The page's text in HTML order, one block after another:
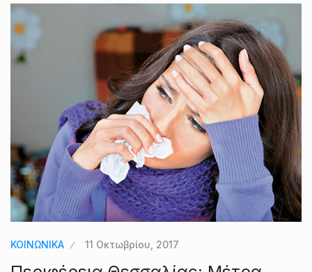
ΚΟΙΝΩΝΙΚΑ 11 Οκτωβρίου, 2017